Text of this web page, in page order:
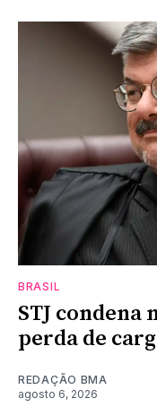
BRASIL
STJ condena
perda de
REDAÇÃO BMA
agosto 6, 2026